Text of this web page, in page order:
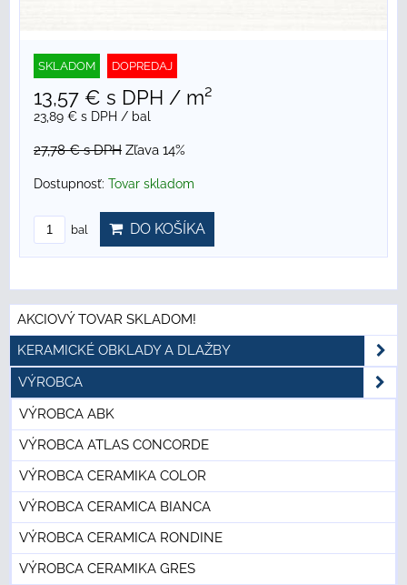
SKLADOM DOPREDAJ
13,57 € s DPH / m²
23,89 € s DPH / bal
27,78 €s DPH Zľava 14%
Dostupnosť: Tovar skladom
bal DO KOŠÍKA
AKCIOVÝ TOVAR SKLADOM!
KERAMICKÉ OBKLADY A DLAŽBY
VÝROBCA
VÝROBCA ABK
VÝROBCA ATLAS CONCORDE
VÝROBCA CERAMIKA COLOR
VÝROBCA CERAMICA BIANCA
VÝROBCA CERAMICA RONDINE
VÝROBCA CERAMIKA GRES